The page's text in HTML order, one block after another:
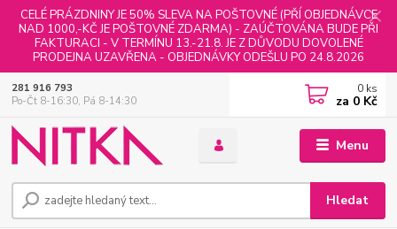
CELÉ PRÁZDNINY JE 50% SLEVA NA POŠTOVNÉ (PŘÍ OBJEDNÁVCE
NAD 1000,-KČ JE POŠTOVNÉ ZDARMA) - ZAÚČTOVÁNA BUDE PŘI
FAKTURACI - V TERMÍNU 13.-21.8. JE Z DŮVODU DOVOLENÉ
PRODEJNA UZAVŘENA - OBJEDNÁVKY ODEŠLU PO 24.8.2026
Menu
Hledat
281 916 793
Po-Čt 8-16:30, Pá 8-14:30
0 ks
za 0 Kč